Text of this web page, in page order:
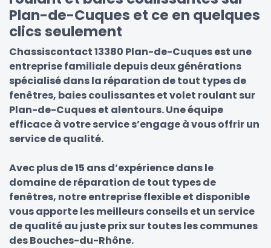
Plan-de-Cuques et ce en quelques
clics seulement
Chassiscontact 13380 Plan-de-Cuques est une
entreprise familiale depuis deux générations
spécialisé dans la réparation de tout types de
fenêtres, baies coulissantes et volet roulant sur
Plan-de-Cuques et alentours. Une équipe
efficace à votre service s’engage à vous offrir un
service de qualité.
Avec plus de 15 ans d’expérience dans le
domaine de réparation de tout types de
fenêtres, notre entreprise flexible et disponible
vous apporte les meilleurs conseils et un service
de qualité au juste prix sur toutes les communes
des Bouches-du-Rhône.